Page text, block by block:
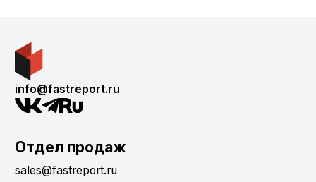
info@fastreport.ru
Отдел продаж
sales@fastreport.ru